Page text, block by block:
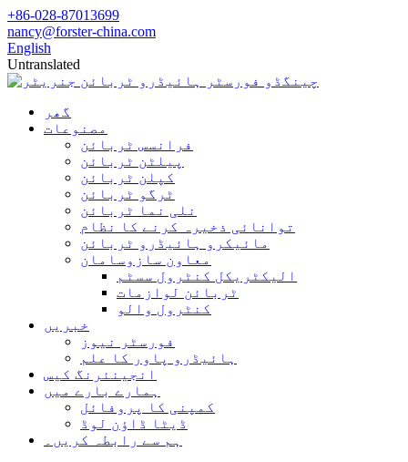
+86-028-87013699
nancy@forster-china.com
English
Untranslated
گھر
مصنوعات
فرانسس ٹربائن
پیلٹن ٹربائن
کپلن ٹربائن
ٹرگو ٹربائن
نلی نما ٹربائن
توانائی ذخیرہ کرنے کا نظام
مائیکرو ہائیڈرو ٹربائن
معاون سازوسامان
الیکٹریکل کنٹرول سسٹم
ٹربائن لوازمات
کنٹرول والو
خبریں
فورسٹر نیوز
ہائیڈرو پاور کا علم
انجینئرنگ کیس
ہمارے بارے میں
کمپنی کا پروفائل
ڈیٹا ڈاؤن لوڈ
ہم سے رابطہ کریں۔